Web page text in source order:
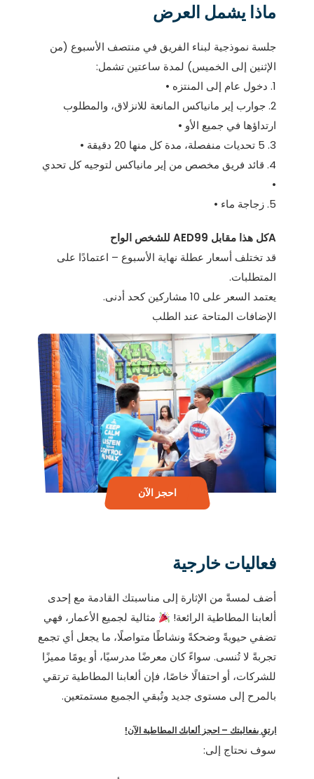
احجز الآن
ماذا يشمل العرض
جلسة نموذجية لبناء الفريق في منتصف الأسبوع (من
الإثنين إلى الخميس) لمدة ساعتين تشمل:
1. دخول عام إلى المنتزه •
2. جوارب إير مانياكس المانعة للانزلاق، والمطلوب
ارتداؤها في جميع الأو •
3. 5 تحديات منفصلة، مدة كل منها 20 دقيقة •
4. قائد فريق مخصص من إير مانياكس لتوجيه كل تحدي
•
5. زجاجة ماء •
Aكل هذا مقابل AED99 للشخص الواح
قد تختلف أسعار عطلة نهاية الأسبوع – اعتمادًا على
المتطلبات.
يعتمد السعر على 10 مشاركين كحد أدنى.
الإضافات المتاحة عند الطلب
فعاليات خارجية
أضف لمسةً من الإثارة إلى مناسبتك القادمة مع إحدى
ألعابنا المطاطية الرائعة!
مثالية لجميع الأعمار، فهي
تضفي حيويةً وضحكةً ونشاطًا متواصلًا، ما يجعل أي تجمع
تجربةً لا تُنسى. سواءً كان معرضًا مدرسيًا، أو يومًا مميزًا
للشركات، أو احتفالًا خاصًا، فإن ألعابنا المطاطية ترتقي
بالمرح إلى مستوى جديد وتُبقي الجميع مستمتعين.
ارتقِ بفعاليتك – احجز ألعابك المطاطية الآن!
سوف نحتاج إلى: